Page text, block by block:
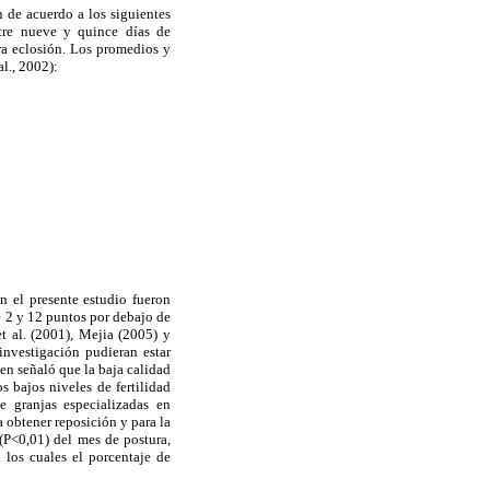
de acuerdo a los siguientes
nueve y quince días de
eclosión. Los promedios y
2002):
el presente estudio fueron
2 y 12 puntos por debajo de
al. (2001), Mejia (2005) y
pudieran estar
señaló que la baja calidad
bajos niveles de fertilidad
granjas especializadas en
obtener reposición y para la
del mes de postura,
cuales el porcentaje de